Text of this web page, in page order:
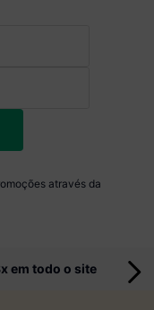
através da
em todo o site